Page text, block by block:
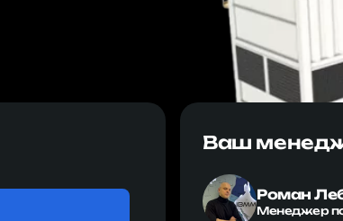
Ваш
Роман
Менеджер